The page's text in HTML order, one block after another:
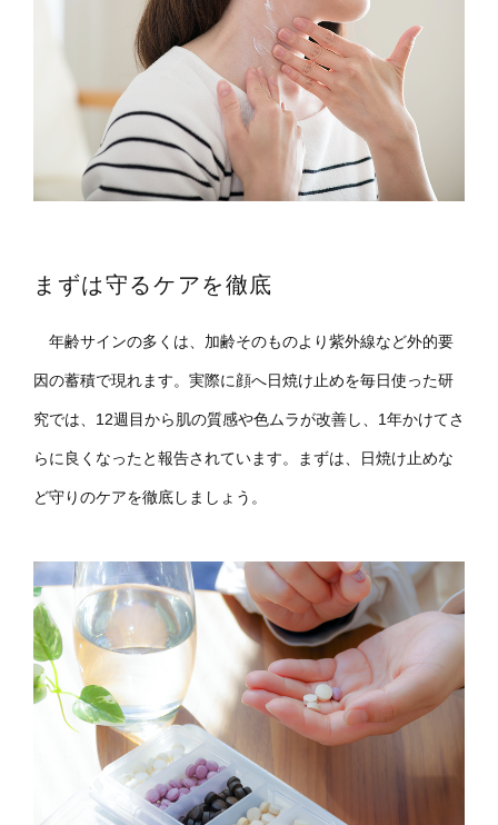
まずは守るケアを徹底
年齢サインの多くは、加齢そのものより紫外線など外的要
因の蓄積で現れます。実際に顔へ日焼け止めを毎日使った研
究では、12週目から肌の質感や色ムラが改善し、1年かけてさ
らに良くなったと報告されています。まずは、日焼け止めな
ど守りのケアを徹底しましょう。